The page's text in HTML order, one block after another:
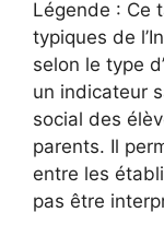
Légende : Ce
typiques de
selon le type
un indicateur
social des
parents. Il
entre les
pas être